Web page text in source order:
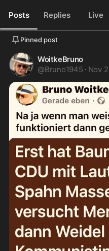
Posts Replies Live
Pinned post
WoitkeBruno
@Bruno1945 · Nov